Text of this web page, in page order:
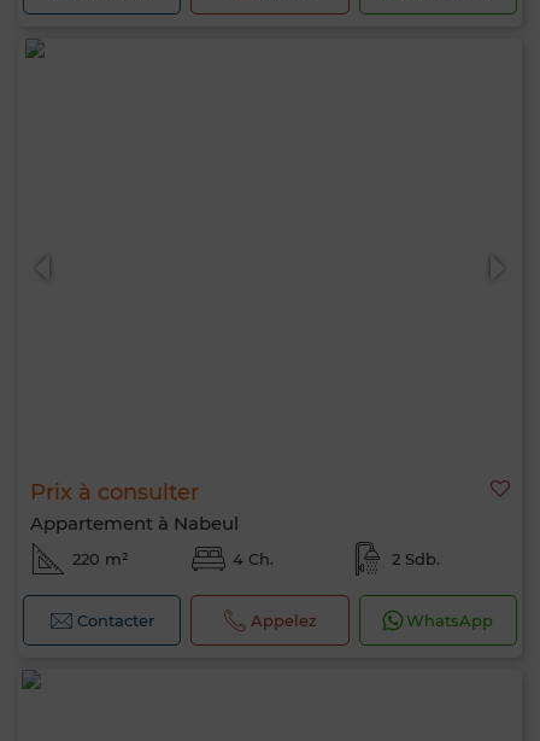
Prix à consulter
Appartement à Nabeul
220 m² 4 Ch. 2 Sdb.
Contacter Appelez WhatsApp